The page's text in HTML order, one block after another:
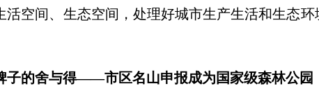
活空间、生态空间，处理好城市生产生活和生态
子的舍与得——市区名山申报成为国家级森林公园